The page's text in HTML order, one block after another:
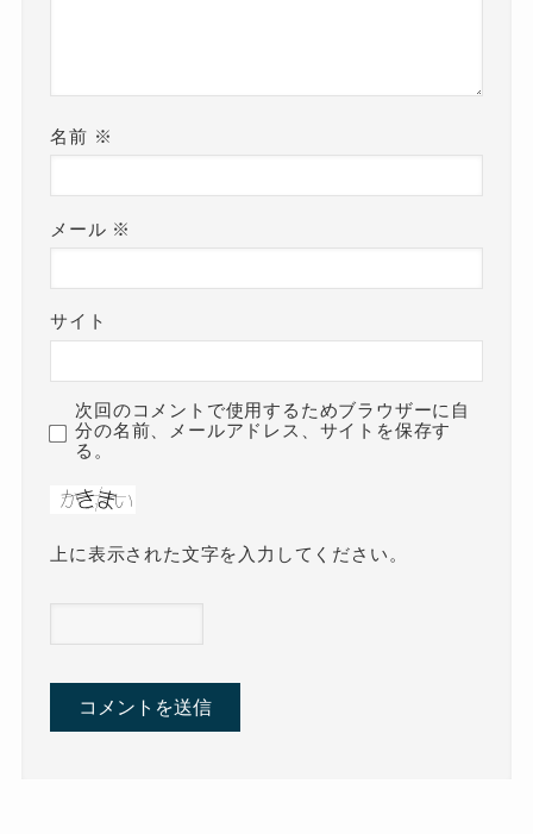
名前 ※
メール ※
サイト
次回のコメントで使用するためブラウザーに自
分の名前、メールアドレス、サイトを保存す
る。
上に表示された文字を入力してください。